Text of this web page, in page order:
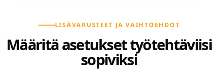
LISÄVARUSTEET JA VAIHTOEHDOT
Määritä asetukset työtehtäviisi
sopiviksi